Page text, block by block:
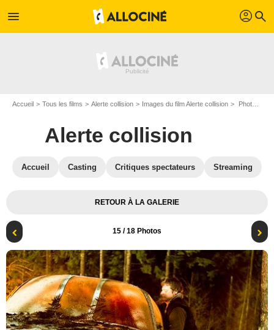
menu profil search
Accueil Tous les films Alerte collision Images du film Alerte collision Photo du film Alerte collision - Photo 15
Alerte collision
Accueil Casting Critiques spectateurs Streaming
RETOUR À LA GALERIE
15 / 18 Photos